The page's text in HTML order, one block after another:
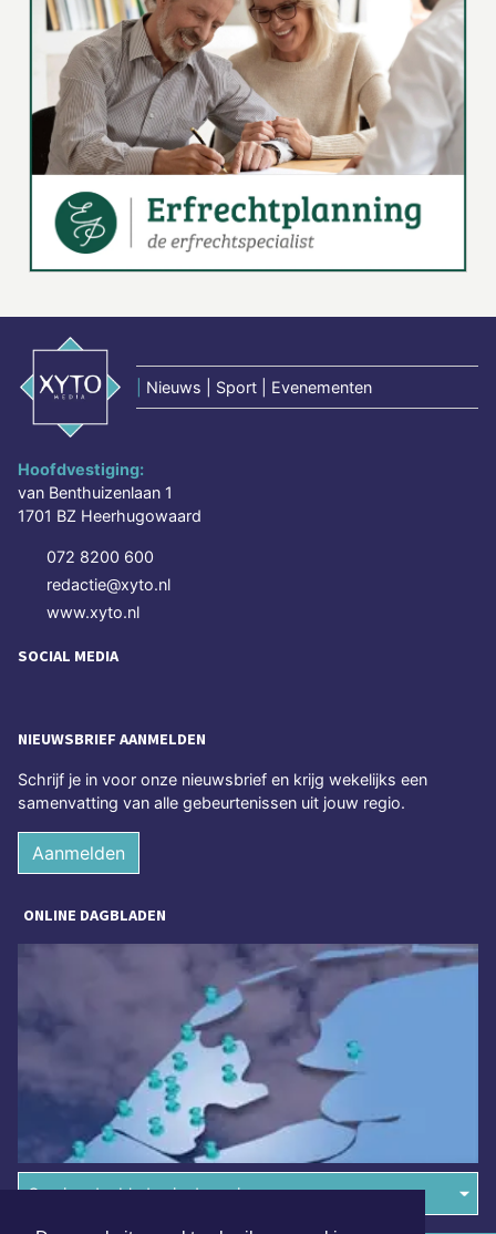
Nieuws | Sport | Evenementen
Hoofdvestiging:
van Benthuizenlaan 1
1701 BZ Heerhugowaard
072 8200 600
redactie@xyto.nl
www.xyto.nl
SOCIAL MEDIA
NIEUWSBRIEF AANMELDEN
Schrijf je in voor onze nieuwsbrief en krijg wekelijks een
samenvatting van alle gebeurtenissen uit jouw regio.
Aanmelden
ONLINE DAGBLADEN
Overige dagbladen in de regio